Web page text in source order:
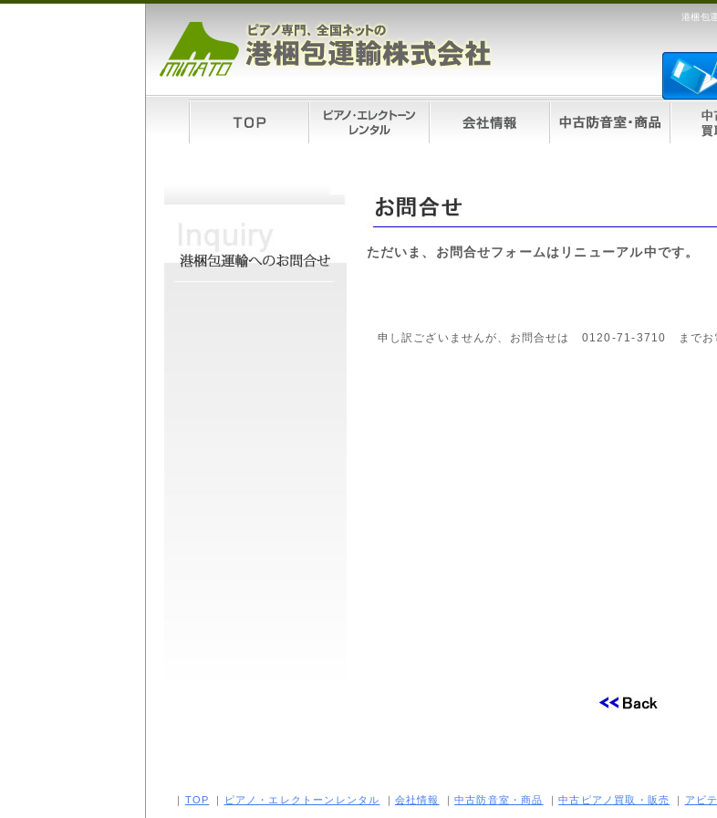
港梱包
ただいま、お問合せフォームはリニューアル中です。
申し訳ございませんが、お問合せは 0120-71-3710 までお
｜ TOP ｜ ピアノ・エレクトーンレンタル ｜ 会社情報 ｜中古防音室・商品 ｜中古ピアノ買取・販売 ｜ アビ